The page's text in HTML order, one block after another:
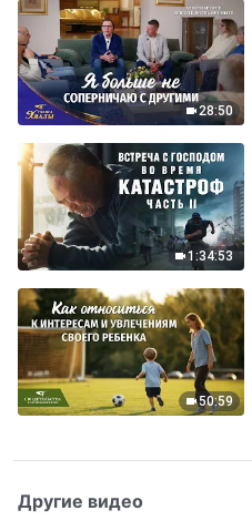
28:50
1:34:53
50:59
Другие видео